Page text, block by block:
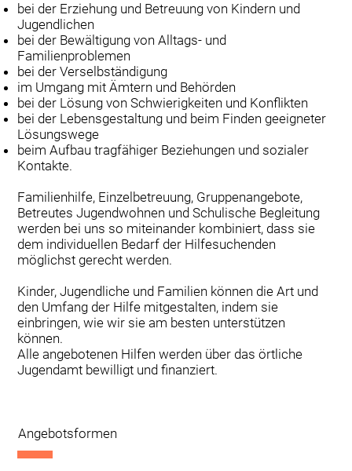
bei der Erziehung und Betreuung von Kindern und
Jugendlichen
bei der Bewältigung von Alltags- und
Familienproblemen
bei der Verselbständigung
im Umgang mit Ämtern und Behörden
bei der Lösung von Schwierigkeiten und Konflikten
bei der Lebensgestaltung und beim Finden geeigneter
Lösungswege
beim Aufbau tragfähiger Beziehungen und sozialer
Kontakte.
Familienhilfe, Einzelbetreuung, Gruppenangebote,
Betreutes Jugendwohnen und Schulische Begleitung
werden bei uns so miteinander kombiniert, dass sie
dem individuellen Bedarf der Hilfesuchenden
möglichst gerecht werden.
Kinder, Jugendliche und Familien können die Art und
den Umfang der Hilfe mitgestalten, indem sie
einbringen, wie wir sie am besten unterstützen
können.
Alle angebotenen Hilfen werden über das örtliche
Jugendamt bewilligt und finanziert.
Angebotsformen